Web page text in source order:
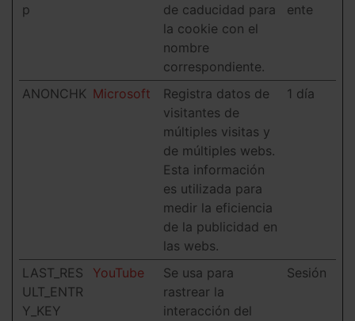
p
de caducidad para
la cookie con el
nombre
correspondiente.
ente
ANONCHK Microsoft
Registra datos de
visitantes de
múltiples visitas y
de múltiples webs.
Esta información
es utilizada para
medir la eficiencia
de la publicidad en
las webs.
1 día
LAST_RES
ULT_ENTR
Y_KEY
YouTube
Se usa para
rastrear la
interacción del
Sesión